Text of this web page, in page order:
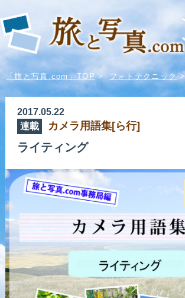
「旅と写真.com」TOP> フォトテクニック>
2017.05.22
連載
カメラ用語集[ら行]
ライティング